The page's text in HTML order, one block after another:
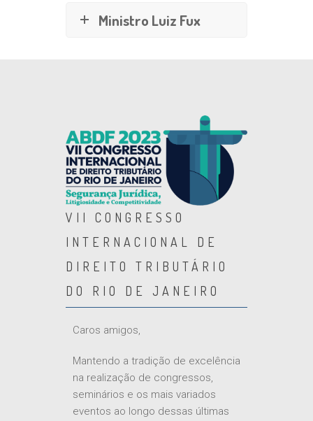
Ministro Luiz Fux
VII CONGRESSO
INTERNACIONAL DE
DIREITO TRIBUTÁRIO
DO RIO DE JANEIRO
Caros amigos,
Mantendo a tradição de excelência
na realização de congressos,
seminários e os mais variados
eventos ao longo dessas últimas